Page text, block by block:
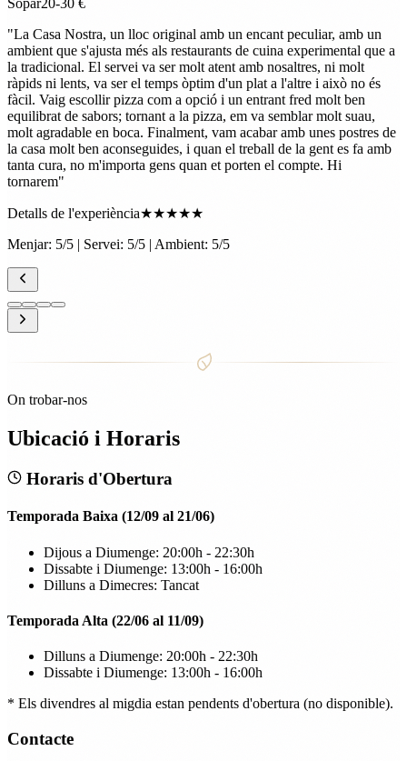
Sopar20-30 €
"La Casa Nostra, un lloc original amb un encant peculiar, amb un
ambient que s'ajusta més als restaurants de cuina experimental que a
la tradicional. El servei va ser molt atent amb nosaltres, ni molt
ràpids ni lents, va ser el temps òptim d'un plat a l'altre i això no és
fàcil. Vaig escollir pizza com a opció i un entrant fred molt ben
equilibrat de sabors; tornant a la pizza, em va semblar molt suau,
molt agradable en boca. Finalment, vam acabar amb unes postres de
la casa molt ben aconseguides, i quan el treball de la gent es fa amb
tanta cura, no m'importa gens quan et porten el compte. Hi
tornarem"
Detalls de l'experiència★★★★★
Menjar: 5/5 | Servei: 5/5 | Ambient: 5/5
On trobar-nos
Ubicació i Horaris
Horaris d'Obertura
Temporada Baixa (12/09 al 21/06)
Dijous a Diumenge: 20:00h - 22:30h
Dissabte i Diumenge: 13:00h - 16:00h
Dilluns a Dimecres: Tancat
Temporada Alta (22/06 al 11/09)
Dilluns a Diumenge: 20:00h - 22:30h
Dissabte i Diumenge: 13:00h - 16:00h
* Els divendres al migdia estan pendents d'obertura (no disponible).
Contacte